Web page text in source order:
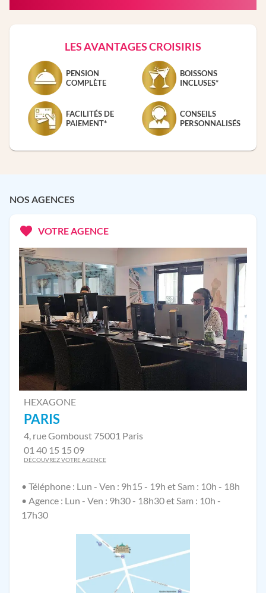
LES AVANTAGES CROISIRIS
PENSION
COMPLÈTE
BOISSONS
INCLUSES*
FACILITÉS DE
PAIEMENT*
CONSEILS
PERSONNALISÉS
NOS AGENCES
VOTRE AGENCE
HEXAGONE
PARIS
4, rue Gomboust 75001 Paris
01 40 15 15 09
DÉCOUVREZ VOTRE AGENCE
• Téléphone : Lun - Ven : 9h15 - 19h et Sam : 10h - 18h
• Agence : Lun - Ven : 9h30 - 18h30 et Sam : 10h -
17h30